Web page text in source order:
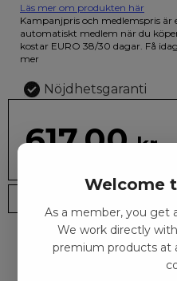
Läs mer om produkten här
12 färgpennor som du kan
illustrationen på den vackra
färger.
Kampanjpris och medlemspris
automatiskt medlem när du
kostar EURO 38/30 dagar. Få
mer
Nöjdhetsgaranti
617.00 kr
Welcome
As a member, you get
We work directly
premium products at